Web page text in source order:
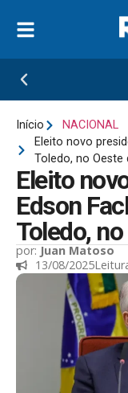
Início
NACIONAL
Eleito novo
Toledo, no Oeste
Eleito
Edson
Toledo,
por:Juan Matoso
13/08/2025